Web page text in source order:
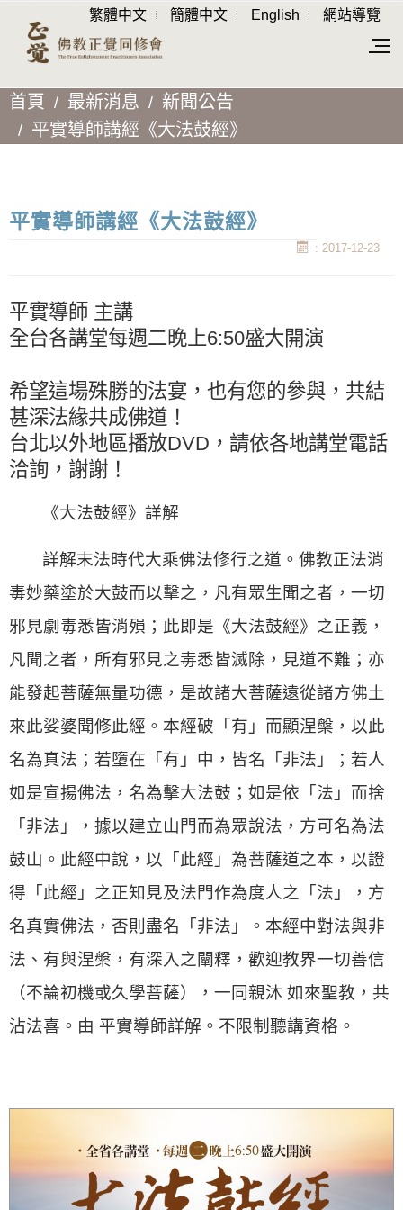
繁體中文 簡體中文 English 網站導覽
首頁 最新消息
新聞公告
平實導師講經《大法鼓經》
平實導師講經《大法鼓經》
: 2017-12-23
平實導師 主講
全台各講堂每週二晚上6:50盛大開演
希望這場殊勝的法宴，也有您的參與，共結
甚深法緣共成佛道！
台北以外地區播放DVD，請依各地講堂電話
洽詢，謝謝！
《大法鼓經》詳解
詳解末法時代大乘佛法修行之道。佛教正法消
毒妙藥塗於大鼓而以擊之，凡有眾生聞之者，一切
邪見劇毒悉皆消殞；此即是《大法鼓經》之正義，
凡聞之者，所有邪見之毒悉皆滅除，見道不難；亦
能發起菩薩無量功德，是故諸大菩薩遠從諸方佛土
來此娑婆聞修此經。本經破「有」而顯涅槃 ，以此
名為真法；若墮在「有」中，皆名「非法」；若人
如是宣揚佛法 ，名為擊大法鼓；如是依「法」而捨
「非法」，據以建立山門而為眾說法，方可名為法
鼓山。此經中說，以「此經」為菩薩道之本，以證
得「此經」之正知見及法門作為度人之「法」，方
名真實佛法 ，否則盡名「非法」。本經中對法與非
法、有與涅槃 ，有深入之闡釋，歡迎教界一切善信
（不論初機或久學菩薩），一同親沐 如來聖教，共
沾法喜。由 平實導師詳解。不限制聽講資格。